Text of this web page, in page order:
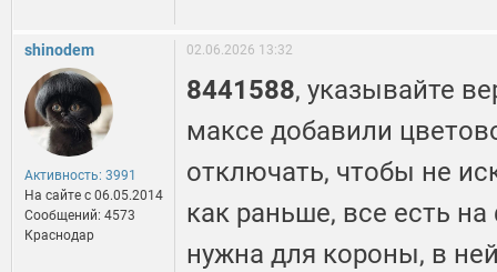
shinodem
Активность: 3991
На сайте c 06.05.2014
Сообщений: 4573
Краснодар
02.06.2026 13:32
8441588, указывайте
максе добавили
отключать, чтобы не
как раньше, все есть
нужна для короны, в